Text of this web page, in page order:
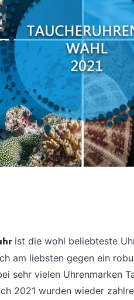
ist die wohl beliebteste
am liebsten gegen ein
sehr vielen Uhrenmarken
2021 wurden wieder